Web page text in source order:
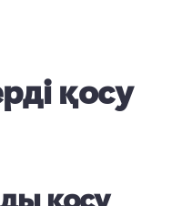
қосу
қосу